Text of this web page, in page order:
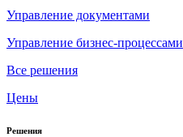
Управление документами
Управление бизнес-процессами
Все решения
Цены
Решения